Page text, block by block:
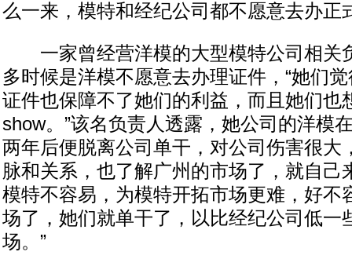
么一来，模特和经纪公司都不愿意去办正
一家曾经营洋模的大型模特公司相关
多时候是洋模不愿意去办理证件，“她们
证件也保障不了她们的利益，而且她们也
show。”该名负责人透露，她公司的洋模
两年后便脱离公司单干，对公司伤害很大
脉和关系，也了解广州的市场了，就自己
模特不容易，为模特开拓市场更难，好不
场了，她们就单干了，以比经纪公司低一
场。”